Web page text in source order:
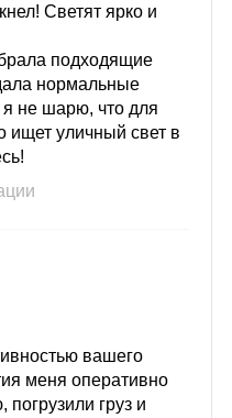
Светят ярко и
подходящие
нормальные
я не шарю, что для
ищет уличный свет в
вашего
меня оперативно
груз и